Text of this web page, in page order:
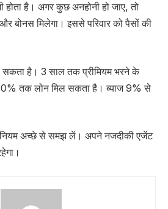
होता है। अगर कुछ अनहोनी हो जाए, तो
बोनस मिलेगा। इससे परिवार को पैसों की
सकता है। 3 साल तक प्रीमियम भरने के
तक लोन मिल सकता है। ब्याज 9% से
अच्छे से समझ लें। अपने नजदीकी एजेंट